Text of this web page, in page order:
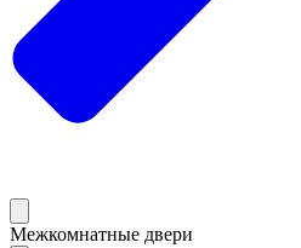
Межкомнатные двери